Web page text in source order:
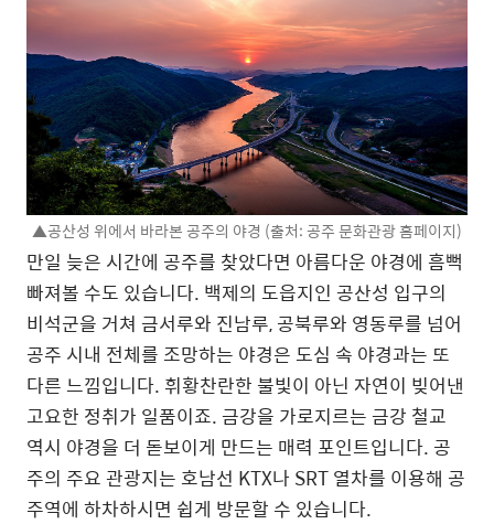
▲공산성 위에서 바라본 공주의 야경 (출처: 공주 문화관광 홈페이지)
만일 늦은 시간에 공주를 찾았다면 아름다운 야경에 흠뻑
빠져볼 수도 있습니다. 백제의 도읍지인 공산성 입구의
비석군을 거쳐 금서루와 진남루, 공북루와 영동루를 넘어
공주 시내 전체를 조망하는 야경은 도심 속 야경과는 또
다른 느낌입니다. 휘황찬란한 불빛이 아닌 자연이 빚어낸
고요한 정취가 일품이죠. 금강을 가로지르는 금강 철교
역시 야경을 더 돋보이게 만드는 매력 포인트입니다. 공
주의 주요 관광지는 호남선 KTX나 SRT 열차를 이용해 공
주역에 하차하시면 쉽게 방문할 수 있습니다.